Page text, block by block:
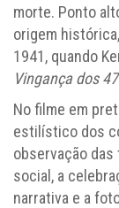
morte. Ponto
origem
1941, quando
Vingança dos
No filme em
estilístico dos
observação
social, a
narrativa e a